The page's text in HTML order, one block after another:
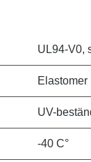
UL94-V0,
Elastomer
UV-
-40 C°